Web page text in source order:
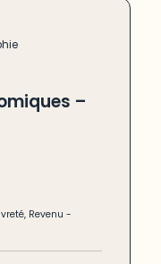
–
, Revenu -